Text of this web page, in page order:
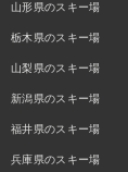
山形県のスキー場
栃木県のスキー場
山梨県のスキー場
新潟県のスキー場
福井県のスキー場
兵庫県のスキー場